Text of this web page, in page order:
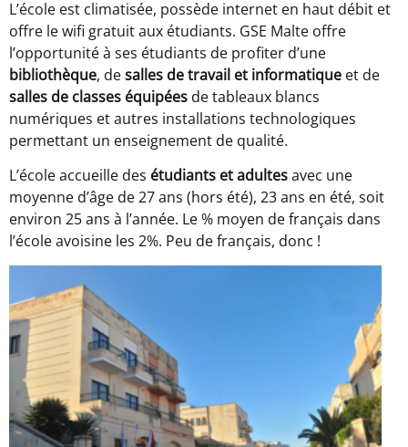
L’école est climatisée, possède internet en haut débit et
offre le wifi gratuit aux étudiants. GSE Malte offre
l’opportunité à ses étudiants de profiter d’une
bibliothèque, desalles de travail et informatique et de
salles de classes équipées de tableaux blancs
numériques et autres installations technologiques
permettant un enseignement de qualité.
L’école accueille des étudiants et adultesavec une
moyenne d’âge de 27 ans (hors été), 23 ans en été, soit
environ 25 ans à l’année. Le % moyen de français dans
l’école avoisine les 2%. Peu de français, donc !